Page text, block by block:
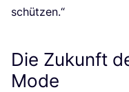
schützen.“
Die Zukunft
Mode